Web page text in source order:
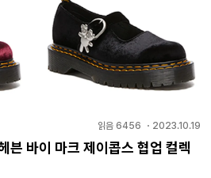
읽음 6456 ・ 2023.10.19
븐 바이 마크 제이콥스 협업 컬렉